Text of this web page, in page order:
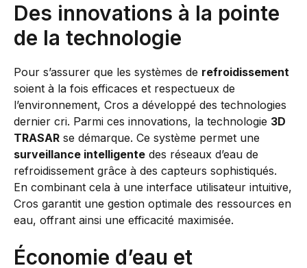
Des innovations à la pointe
de la technologie
Pour s’assurer que les systèmes de refroidissement
soient à la fois efficaces et respectueux de
l’environnement, Cros a développé des technologies
dernier cri. Parmi ces innovations, la technologie 3D
TRASAR se démarque. Ce système permet une
surveillance intelligente des réseaux d’eau de
refroidissement grâce à des capteurs sophistiqués.
En combinant cela à une interface utilisateur intuitive,
Cros garantit une gestion optimale des ressources en
eau, offrant ainsi une efficacité maximisée.
Économie d’eau et